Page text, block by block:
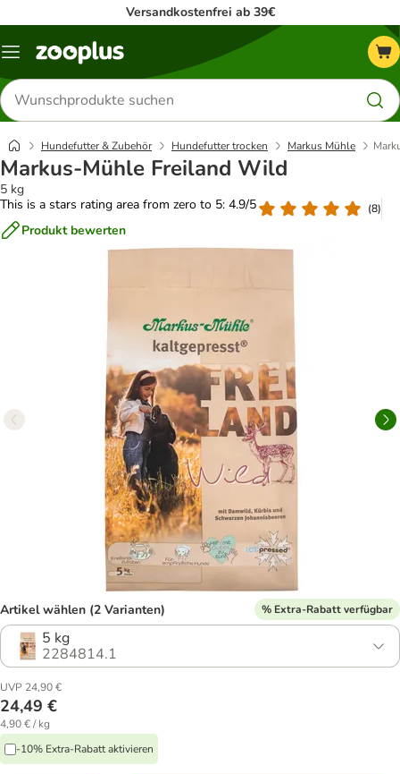
Versandkostenfrei ab 39€
Menü
Produkte
suchen
Hundefutter & Zubehör Hundefutter trocken Markus Mühle
Markus-Mühle Freiland Wild
5 kg
This is a stars rating area from zero to 5: 4.9/5
(8)
Produkt bewerten
Artikel wählen (2 Varianten) % Extra-Rabatt verfügbar
5 kg
2284814.1
UVP 24,90 €
24,49 €
4,90 € / kg
-10% Extra-Rabatt aktivieren